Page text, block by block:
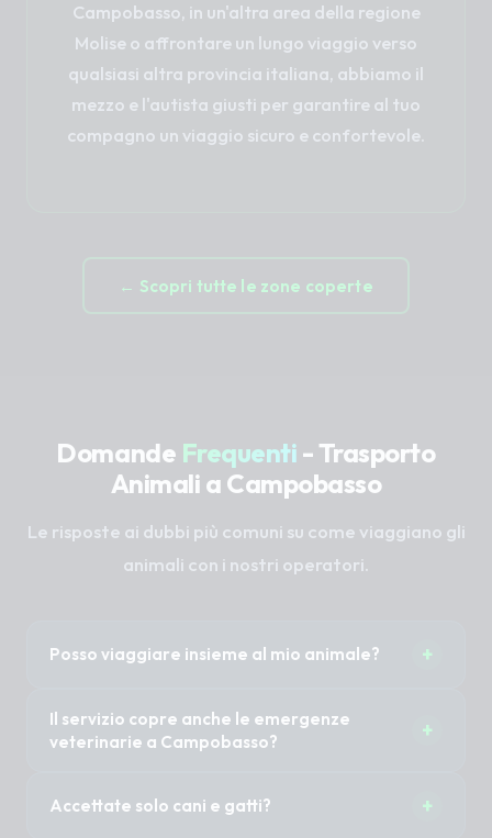
Campobasso, in un'altra area della regione
Molise o affrontare un lungo viaggio verso
qualsiasi altra provincia italiana, abbiamo il
mezzo e l'autista giusti per garantire al tuo
compagno un viaggio sicuro e confortevole.
← Scopri tutte le zone coperte
Domande Frequenti - Trasporto
Animali a Campobasso
Le risposte ai dubbi più comuni su come viaggiano gli
animali con i nostri operatori.
Posso viaggiare insieme al mio animale? +
possono accompagnare il proprio animale
senza costi aggiuntivi. È importante specificare
prenotazione per organizzare i posti a sedere.
Il servizio copre anche le emergenze
veterinarie a Campobasso?
+
abbiamo sirene mediche). Tuttavia, previa
Accettate solo cani e gatti? +